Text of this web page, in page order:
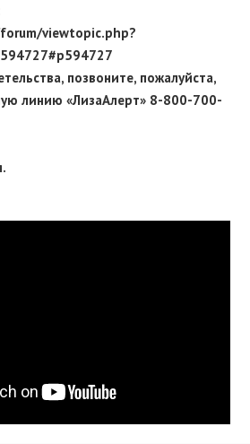
viewtopic.php?
позвоните, пожалуйста,
линию «ЛизаАлерт» 8-800-700-